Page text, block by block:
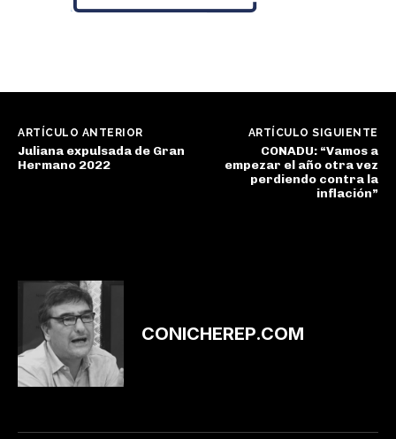
ARTÍCULO ANTERIOR
Juliana expulsada de Gran
Hermano 2022
ARTÍCULO SIGUIENTE
CONADU: “Vamos a
empezar el año otra vez
perdiendo contra la
inflación”
CONICHEREP.COM